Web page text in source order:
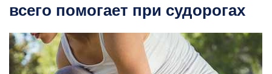
всего помогает при судорогах